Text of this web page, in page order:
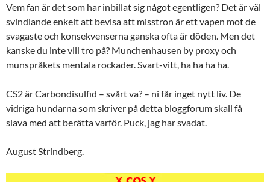
Vem fan är det som har inbillat sig något egentligen? Det är väl
svindlande enkelt att bevisa att misstron är ett vapen mot de
svagaste och konsekvenserna ganska ofta är döden. Men det
kanske du inte vill tro på? Munchenhausen by proxy och
munspråkets mentala rockader. Svart-vitt, ha ha ha ha.
CS2 är Carbondisulfid – svårt va? – ni får inget nytt liv. De
vidriga hundarna som skriver på detta bloggforum skall få
slava med att berätta varför. Puck, jag har svadat.
August Strindberg.